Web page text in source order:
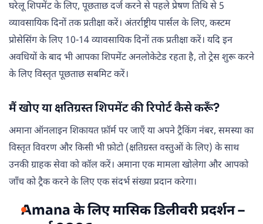
घरेलू शिपमेंट के लिए, पूछताछ दर्ज करने से पहले प्रेषण तिथि से 5
व्यावसायिक दिनों तक प्रतीक्षा करें। अंतर्राष्ट्रीय पार्सल के लिए, कस्टम
प्रोसेसिंग के लिए 10-14 व्यावसायिक दिनों तक प्रतीक्षा करें। यदि इन
अवधियों के बाद भी आपका शिपमेंट अनलोकेटेड रहता है, तो ट्रेस शुरू करने
के लिए विस्तृत पूछताछ सबमिट करें।
मैं खोए या क्षतिग्रस्त शिपमेंट की रिपोर्ट कैसे करूँ?
अमाना ऑनलाइन शिकायत फ़ॉर्म पर जाएँ या अपने ट्रैकिंग नंबर, समस्या का
विस्तृत विवरण और किसी भी फ़ोटो (क्षतिग्रस्त वस्तुओं के लिए) के साथ
उनकी ग्राहक सेवा को कॉल करें। अमाना एक मामला खोलेगा और आपको
जाँच को ट्रैक करने के लिए एक संदर्भ संख्या प्रदान करेगा।
Amana के लिए मासिक डिलीवरी प्रदर्शन –